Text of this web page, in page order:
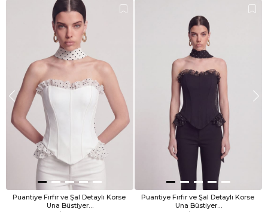
Puantiye Fırfır ve Şal Detaylı Korse
Una Büstiyer…
Puantiye Fırfır ve Şal Detaylı Korse
Una Büstiyer…